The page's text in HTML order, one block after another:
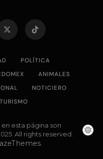
POLÍTICA
ANIMALES
NOTICIERO
TURISMO
esta página son
All rights reserved.
.